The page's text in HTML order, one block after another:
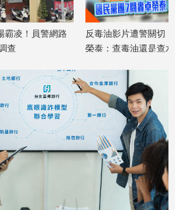
反毒油影片遭警關切 國民黨團7問轟卓
榮泰：查毒油還是查水表？